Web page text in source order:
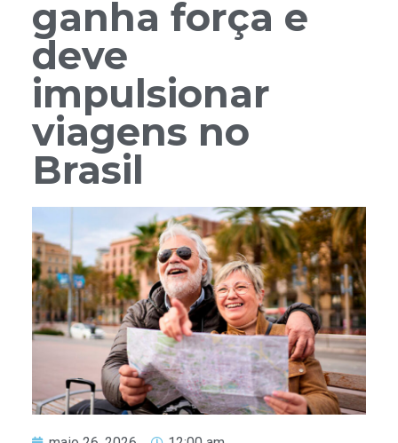
ganha força e
deve
impulsionar
viagens no
Brasil